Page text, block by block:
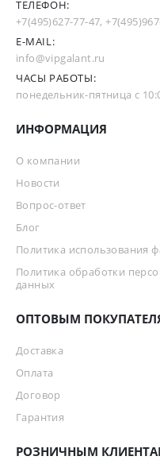
ТЕЛЕФОН:
+7(495)627-77-47,
E-MAIL:
info@vipgalant.ru
ЧАСЫ РАБОТЫ:
понедельник-пятница с
ИНФОРМАЦИЯ
О компании
Новости
Вопрос-ответ
Блог
Политика использования
Политика обработки
данных
ОПТОВЫМ
Доставка
Оплата
Договор
Гарантия
РОЗНИЧНЫМ